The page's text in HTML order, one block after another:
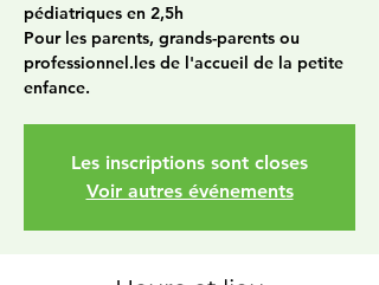
pédiatriques en 2,5h
Pour les parents, grands-parents ou
professionnel.les de l'accueil de la petite
enfance.
Les inscriptions sont closes
Voir autres événements